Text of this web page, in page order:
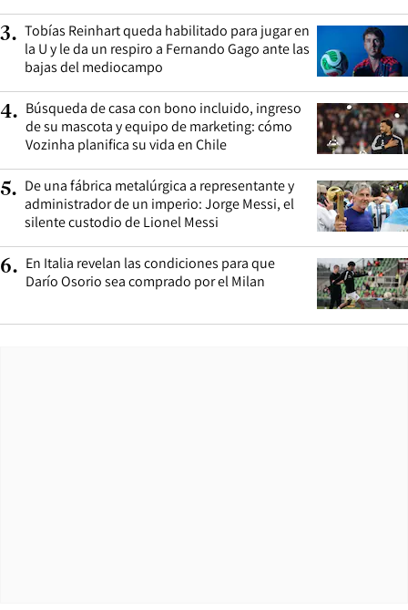
3. Tobías Reinhart queda habilitado para jugar en
la U y le da un respiro a Fernando Gago ante las
bajas del mediocampo
4. Búsqueda de casa con bono incluido, ingreso
de su mascota y equipo de marketing: cómo
Vozinha planifica su vida en Chile
5. De una fábrica metalúrgica a representante y
administrador de un imperio: Jorge Messi, el
silente custodio de Lionel Messi
6. En Italia revelan las condiciones para que
Darío Osorio sea comprado por el Milan